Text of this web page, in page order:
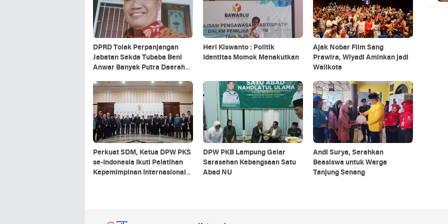
DPRD Tolak Perpanjangan
Jabatan Sekda Tubaba Beni
Anwar Banyak Putra Daerah
Heri Kiswanto : Politik
Identitas Momok Menakutkan
Ajak Nobar Film Sang
Prawira, Wiyadi Aminkan jadi
Walikota
Perkuat SDM, Ketua DPW PKS
se-Indonesia Ikuti Pelatihan
Kepemimpinan Internasional
DPW PKB Lampung Gelar
Sarasehan Kebangsaan Satu
Abad NU
Andi Surya, Serahkan
Beasiswa untuk Warga
Tanjung Senang